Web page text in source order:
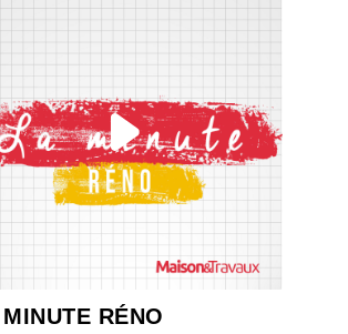
juillet 2020
juillet 2020
juillet 2020
RÉNO